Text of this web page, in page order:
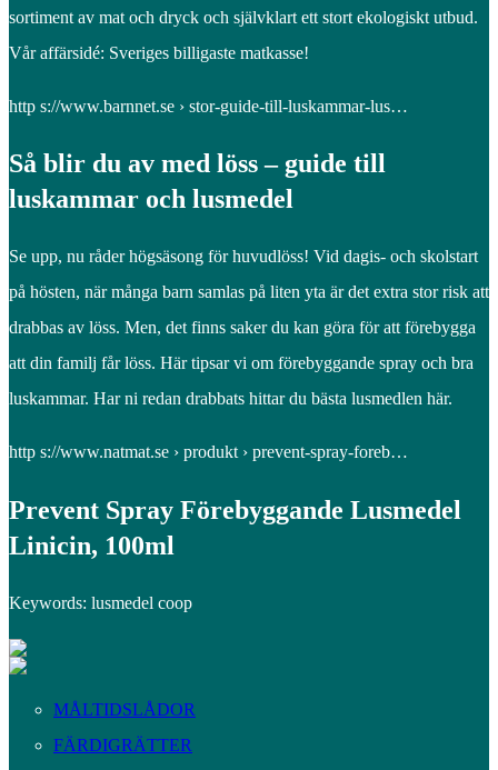
sortiment av mat och dryck och självklart ett stort ekologiskt utbud.
Vår affärsidé: Sveriges billigaste matkasse!
http s://www.barnnet.se › stor-guide-till-luskammar-lus…
Så blir du av med löss – guide till
luskammar och lusmedel
Se upp, nu råder högsäsong för huvudlöss! Vid dagis- och skolstart
på hösten, när många barn samlas på liten yta är det extra stor risk att
drabbas av löss. Men, det finns saker du kan göra för att förebygga
att din familj får löss. Här tipsar vi om förebyggande spray och bra
luskammar. Har ni redan drabbats hittar du bästa lusmedlen här.
http s://www.natmat.se › produkt › prevent-spray-foreb…
Prevent Spray Förebyggande Lusmedel
Linicin, 100ml
Keywords: lusmedel coop
MÅLTIDSLÅDOR
FÄRDIGRÄTTER